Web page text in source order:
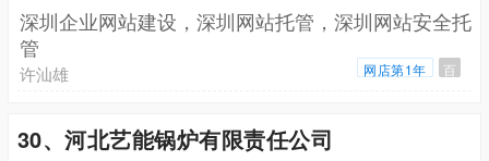
深圳企业网站建设，深圳网站托管，深圳网站安全托
管
许汕雄 网店第1年 百
30、河北艺能锅炉有限责任公司